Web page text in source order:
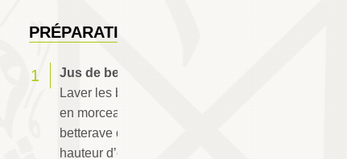
PRÉPARATION
Jus de bettrave et de carotte à l'orange :
Laver les betteraves, les peler et les couper
en morceaux. Déposer les morceaux de
betterave dans une casserole, les couvrir à
hauteur d’eau et les cuire à feu moyen